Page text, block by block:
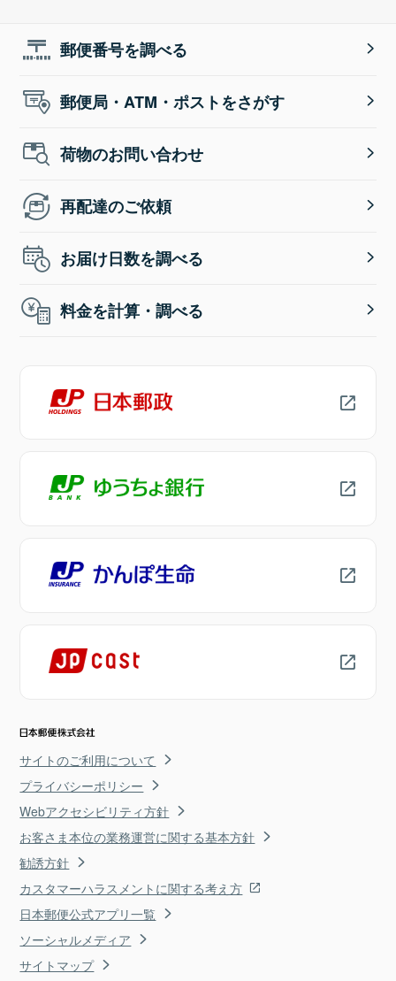
郵便番号を調べる
郵便局・ATM・ポストをさがす
荷物のお問い合わせ
再配達のご依頼
お届け日数を調べる
料金を計算・調べる
サイトのご利用について
プライバシーポリシー
Webアクセシビリティ方針
お客さま本位の業務運営に関する基本方針
勧誘方針
カスタマーハラスメントに関する考え方
日本郵便公式アプリ一覧
ソーシャルメディア
サイトマップ